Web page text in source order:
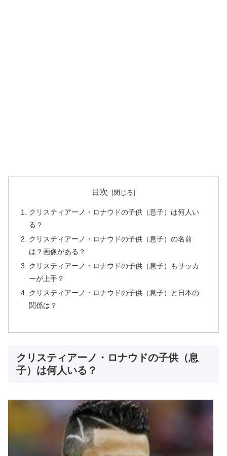
目次
クリスティアーノ・ロナウドの子供（息子）は何人い
る？
クリスティアーノ・ロナウドの子供（息子）の名前
は？画像がある？
クリスティアーノ・ロナウドの子供（息子）もサッカ
ーが上手？
クリスティアーノ・ロナウドの子供（息子）と日本の
関係は？
クリスティアーノ・ロナウドの子供（息
子）は何人いる？